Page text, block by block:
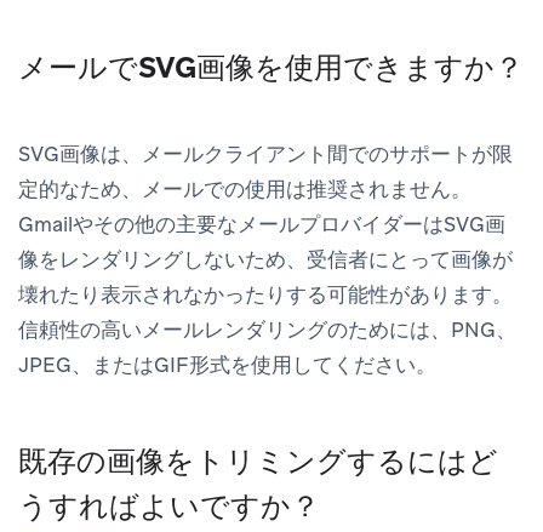
メールでSVG画像を使用できますか？
SVG画像は、メールクライアント間でのサポートが限
定的なため、メールでの使用は推奨されません。
Gmailやその他の主要なメールプロバイダーはSVG画
像をレンダリングしないため、受信者にとって画像が
壊れたり表示されなかったりする可能性があります。
信頼性の高いメールレンダリングのためには、PNG、
JPEG、またはGIF形式を使用してください。
既存の画像をトリミングするにはど
うすればよいですか？